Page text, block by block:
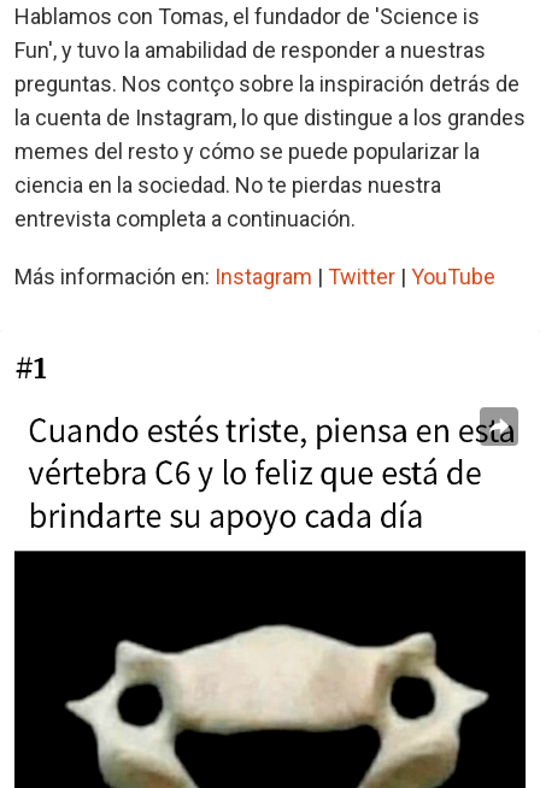
Hablamos con Tomas, el fundador de 'Science is
Fun', y tuvo la amabilidad de responder a nuestras
preguntas. Nos contço sobre la inspiración detrás de
la cuenta de Instagram, lo que distingue a los grandes
memes del resto y cómo se puede popularizar la
ciencia en la sociedad. No te pierdas nuestra
entrevista completa a continuación.
Más información en: Instagram | Twitter | YouTube
#1